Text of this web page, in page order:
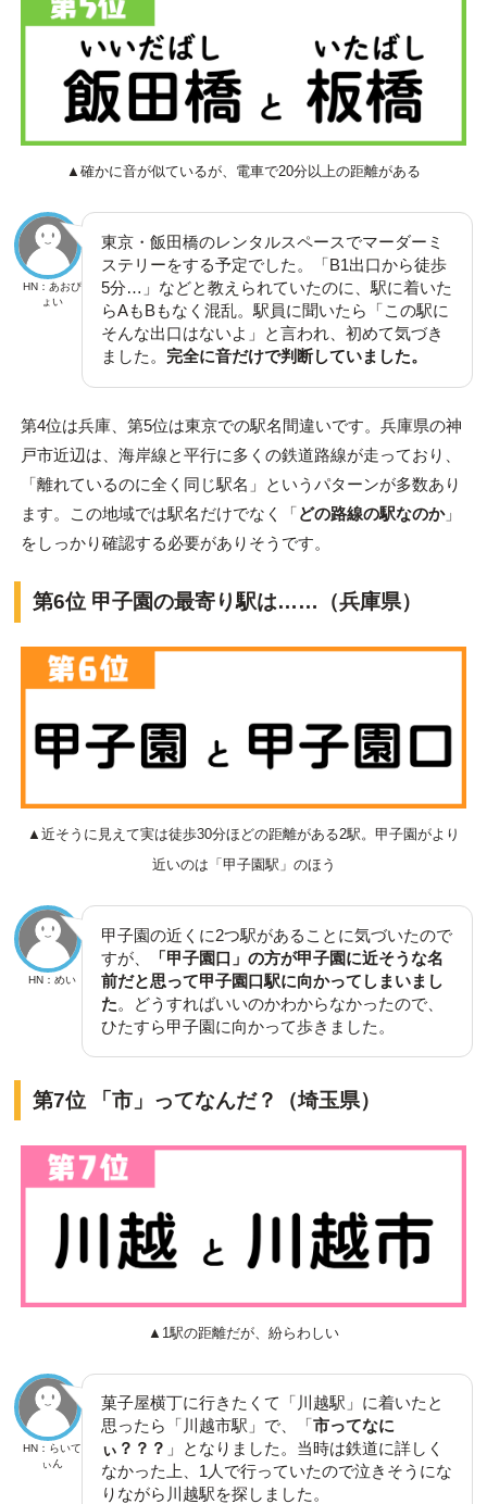
▲確かに音が似ているが、電車で20分以上の距離がある
HN：あおぴ
ょい
東京・飯田橋のレンタルスペースでマーダーミ
ステリーをする予定でした。「B1出口から徒歩
5分…」などと教えられていたのに、駅に着いた
らAもBもなく混乱。駅員に聞いたら「この駅に
そんな出口はないよ」と言われ、初めて気づき
ました。 完全に音だけで判断していました。
第4位は兵庫、第5位は東京での駅名間違いです。兵庫県の神
戸市近辺は、海岸線と平行に多くの鉄道路線が走っており、
「離れているのに全く同じ駅名」というパターンが多数あり
ます。この地域では駅名だけでなく「どの路線の駅なのか」
をしっかり確認する必要がありそうです。
第6位 甲子園の最寄り駅は……（兵庫県）
▲近そうに見えて実は徒歩30分ほどの距離がある2駅。甲子園がより
近いのは「甲子園駅」のほう
HN：めい
甲子園の近くに2つ駅があることに気づいたので
すが、
「甲子園口」の方が甲子園に近そうな名
前だと思って甲子園口駅に向かってしまいまし
た。どうすればいいのかわからなかったので、
ひたすら甲子園に向かって歩きました。
第7位 「市」ってなんだ？（埼玉県）
▲1駅の距離だが、紛らわしい
HN：らいて
ぃん
菓子屋横丁に行きたくて「川越駅」に着いたと
思ったら「川越市駅」で、「市ってなに
ぃ？？？ 」となりました。当時は鉄道に詳しく
なかった上、1人で行っていたので泣きそうにな
りながら川越駅を探しました。